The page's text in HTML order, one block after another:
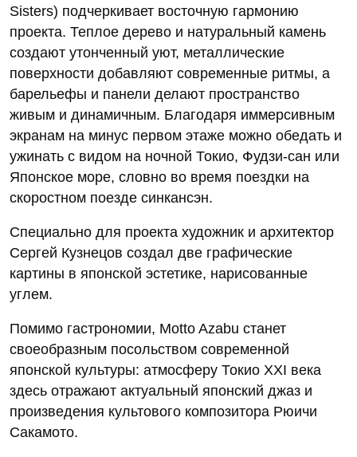
Sisters) подчеркивает восточную гармонию
проекта. Теплое дерево и натуральный камень
создают утонченный уют, металлические
поверхности добавляют современные ритмы, а
барельефы и панели делают пространство
живым и динамичным. Благодаря иммерсивным
экранам на минус первом этаже можно обедать и
ужинать с видом на ночной Токио, Фудзи-сан или
Японское море, словно во время поездки на
скоростном поезде синкансэн.
Специально для проекта художник и архитектор
Сергей Кузнецов создал две графические
картины в японской эстетике, нарисованные
углем.
Помимо гастрономии, Motto Azabu станет
своеобразным посольством современной
японской культуры: атмосферу Токио XXI века
здесь отражают актуальный японский джаз и
произведения культового композитора Рюичи
Сакамото.